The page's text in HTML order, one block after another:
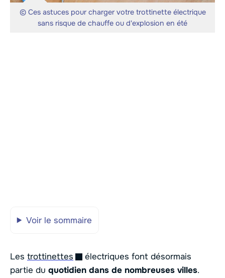
© Ces astuces pour charger votre trottinette électrique
sans risque de chauffe ou d'explosion en été
Voir le sommaire
Les trottinettes
électriques font désormais
partie du quotidien dans de nombreuses villes.